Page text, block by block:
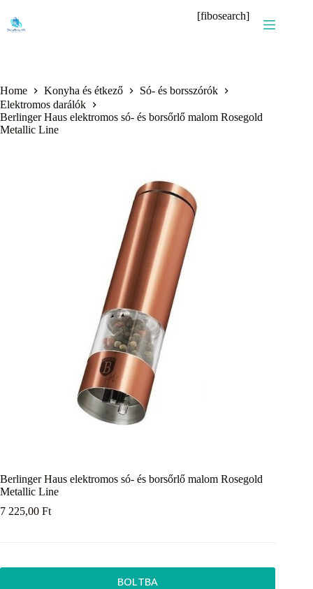
content
[fibosearch]
Home Konyha és étkező
Só- és borsszórók
Elektromos darálók
Berlinger Haus elektromos só- és borsőrlő malom Rosegold
Metallic Line
Berlinger Haus elektromos só- és borsőrlő malom Rosegold
Metallic Line
7 225,00 Ft
BOLTBA